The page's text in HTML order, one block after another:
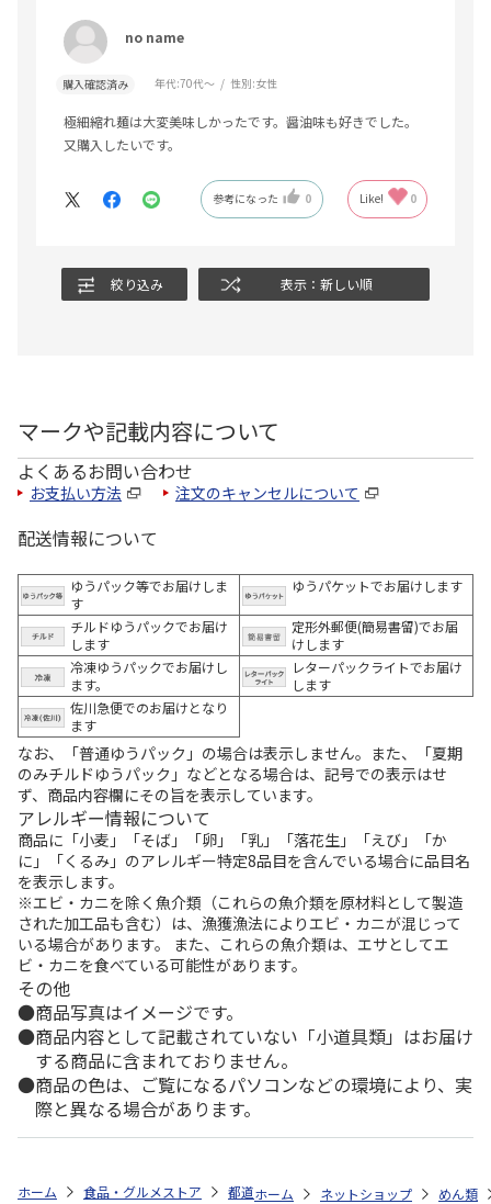
no name
購入確認済み 年代:70代～ 性別:女性
極細縮れ麺は大変美味しかったです。醤油味も好きでした。
又購入したいです。
参考になった 0 Like! 0
絞り込み 表示：新しい順
マークや記載内容について
よくあるお問い合わせ
お支払い方法 注文のキャンセルについて
配送情報について
ゆうパック等でお届けしま
す
ゆうパケットでお届けします
チルドゆうパックでお届け
します
定形外郵便(簡易書留)でお届
けします
冷凍ゆうパックでお届けし
ます。
レターパックライトでお届け
します
佐川急便でのお届けとなり
ます
なお、「普通ゆうパック」の場合は表示しません。また、「夏期
のみチルドゆうパック」などとなる場合は、記号での表示はせ
ず、商品内容欄にその旨を表示しています。
アレルギー情報について
商品に「小麦」「そば」「卵」「乳」「落花生」「えび」「か
に」「くるみ」のアレルギー特定8品目を含んでいる場合に品目名
を表示します。
※エビ・カニを除く魚介類（これらの魚介類を原材料として製造
された加工品も含む）は、漁獲漁法によりエビ・カニが混じって
いる場合があります。 また、これらの魚介類は、エサとしてエ
ビ・カニを食べている可能性があります。
その他
商品写真はイメージです。
商品内容として記載されていない「小道具類」はお届け
する商品に含まれておりません。
商品の色は、ご覧になるパソコンなどの環境により、実
際と異なる場合があります。
ホーム 食品・グルメストア 都道府県から探す 岐阜県 飛騨高山
ホーム ネットショップ めん類